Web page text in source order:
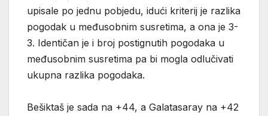
upisale po jednu pobjedu, idući kriterij je razlika
pogodak u međusobnim susretima, a ona je 3-
3. Identičan je i broj postignutih pogodaka u
međusobnim susretima pa bi mogla odlučivati
ukupna razlika pogodaka.
Bešiktaš je sada na +44, a Galatasaray na +42